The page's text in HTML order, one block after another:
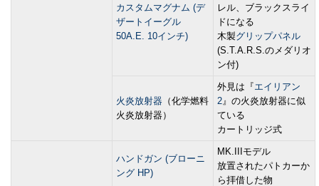
カスタムマグナム (デ
ザートイーグル
50A.E. 10インチ)
レル、ブラックスライ
ドになる
木製グリップパネル
(S.T.A.R.S.のメダリオ
ン付)
火炎放射器 （化学燃料
火炎放射器）
外見は『エイリアン
2』の火炎放射器に似
ている
カートリッジ式
ハンドガン (ブローニ
ング HP)
MK.IIIモデル
放置されたパトカーか
ら拝借した物